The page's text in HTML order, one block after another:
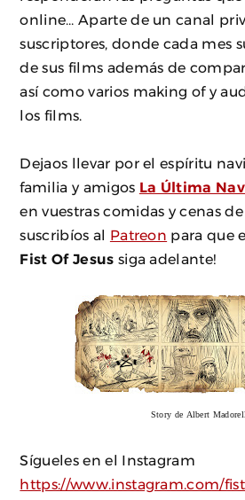
online… Aparte de un canal
suscriptores, donde cada mes
de sus films además de
así como varios making of y
los films.
Dejaos llevar por el espíritu
familia y amigos La Última
en vuestras comidas y cenas de
suscribíos al Patreon para que
Fist Of Jesus siga adelante!
Story de Albert Madorell
Sígueles en el Instagram
https://www.instagram.com/